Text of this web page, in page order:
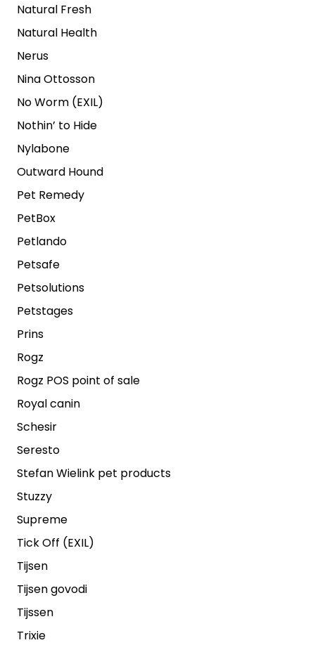
Natural Fresh
Natural Health
Nerus
Nina Ottosson
No Worm (EXIL)
Nothin’ to Hide
Nylabone
Outward Hound
Pet Remedy
PetBox
Petlando
Petsafe
Petsolutions
Petstages
Prins
Rogz
Rogz POS point of sale
Royal canin
Schesir
Seresto
Stefan Wielink pet products
Stuzzy
Supreme
Tick Off (EXIL)
Tijsen
Tijsen govodi
Tijssen
Trixie